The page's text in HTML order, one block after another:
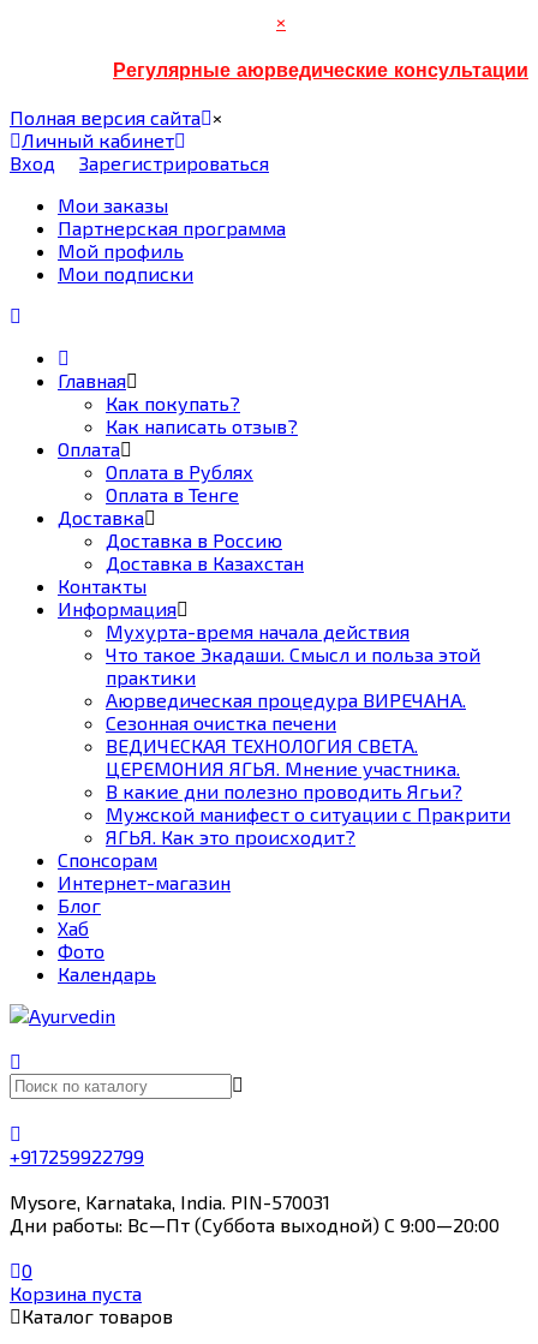
×
Регулярные аюрведические консультации
Полная версия сайта ×
Личный кабинет
Вход
Зарегистрироваться
Мои заказы
Партнерская программа
Мой профиль
Мои подписки
Главная
Как покупать?
Как написать отзыв?
Оплата
Оплата в Рублях
Оплата в Тенге
Доставка
Доставка в Россию
Доставка в Казахстан
Контакты
Информация
Мухурта-время начала действия
Что такое Экадаши. Смысл и польза этой
практики
Аюрведическая процедура ВИРЕЧАНА.
Сезонная очистка печени
ВЕДИЧЕСКАЯ ТЕХНОЛОГИЯ СВЕТА.
ЦЕРЕМОНИЯ ЯГЬЯ. Мнение участника.
В какие дни полезно проводить Ягьи?
Мужской манифест о ситуации с Пракрити
ЯГЬЯ. Как это происходит?
Спонсорам
Интернет-магазин
Блог
Хаб
Фото
Календарь
+917259922799
Mysore, Karnataka, India. PIN-570031
Дни работы: Вс—Пт (Суббота выходной) С 9:00—20:00
0
Корзина пуста
Каталог товаров